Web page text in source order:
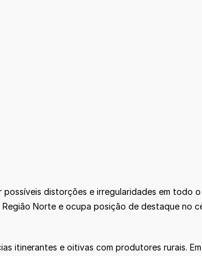
distorções e irregularidades em
Norte e ocupa posição de destaque no
itinerantes e oitivas com produtores rurais.